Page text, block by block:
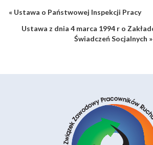
« Ustawa o Państwowej Inspekcji Pracy
Ustawa z dnia 4 marca 1994 r o
Świadczeń Socjalnych »